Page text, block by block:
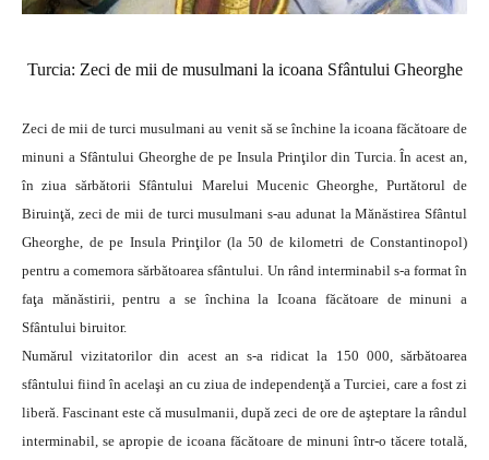
Turcia: Zeci de mii de musulmani la icoana Sfântului Gheorghe
Zeci de mii de turci musulmani au venit să se închine la icoana făcătoare de
minuni a Sfântului Gheorghe de pe Insula Prinţilor din Turcia. În acest an,
în ziua sărbătorii Sfântului Marelui Mucenic Gheorghe, Purtătorul de
Biruinţă, zeci de mii de turci musulmani s-au adunat la Mănăstirea Sfântul
Gheorghe, de pe Insula Prinţilor (la 50 de kilometri de Constantinopol)
pentru a comemora sărbătoarea sfântului. Un rând interminabil s-a format în
faţa mănăstirii, pentru a se închina la Icoana făcătoare de minuni a
Sfântului biruitor.
Numărul vizitatorilor din acest an s-a ridicat la 150 000, sărbătoarea
sfântului fiind în acelaşi an cu ziua de independenţă a Turciei, care a fost zi
liberă. Fascinant este că musulmanii, după zeci de ore de aşteptare la rândul
interminabil, se apropie de icoana făcătoare de minuni într-o tăcere totală,